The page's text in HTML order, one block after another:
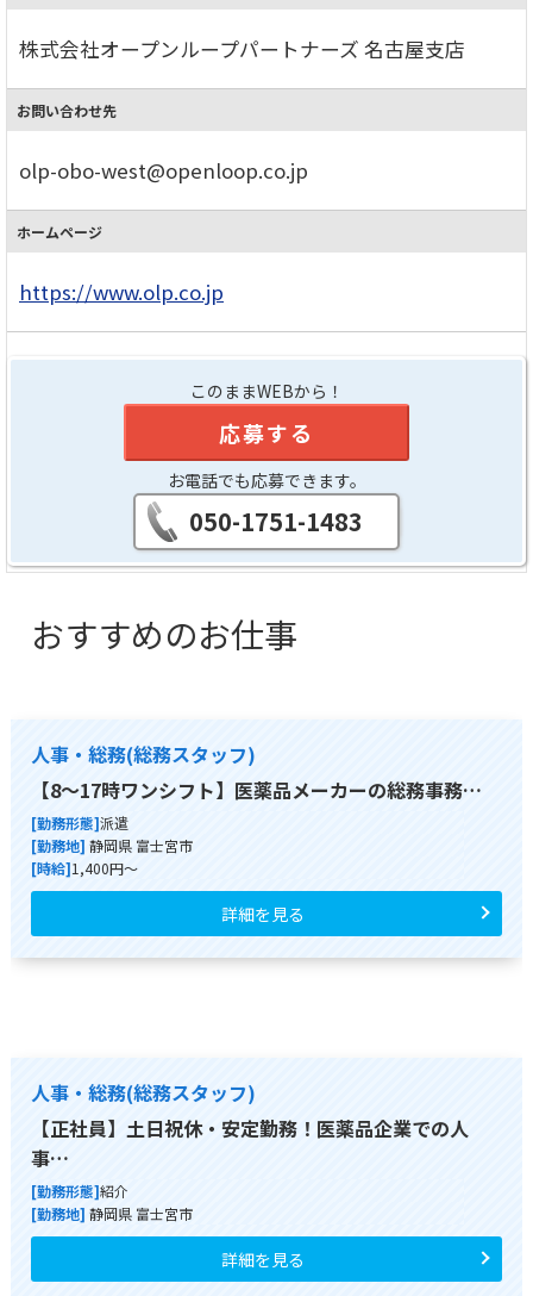
株式会社オープンループパートナーズ 名古屋支店
お問い合わせ先
olp-obo-west@openloop.co.jp
ホームページ
https://www.olp.co.jp
このままWEBから！
応募する
お電話でも応募できます。
050-1751-1483
おすすめのお仕事
人事・総務(総務スタッフ)
【8～17時ワンシフト】医薬品メーカーの総務事務…
[勤務形態]派遣
[勤務地] 静岡県 富士宮市
[時給]1,400円～
詳細を見る
人事・総務(総務スタッフ)
【正社員】土日祝休・安定勤務！医薬品企業での人
事…
[勤務形態]紹介
[勤務地] 静岡県 富士宮市
詳細を見る